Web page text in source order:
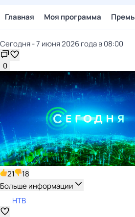
Главная Моя программа
Сегодня - 7 июня 2026 года в 08:00
0
21
18
Больше информации
НТВ